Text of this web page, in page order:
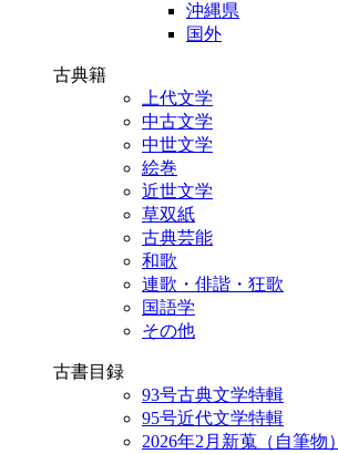
沖縄県
国外
古典籍
上代文学
中古文学
中世文学
絵巻
近世文学
草双紙
古典芸能
和歌
連歌・俳諧・狂歌
国語学
その他
古書目録
93号古典文学特輯
95号近代文学特輯
2026年2月新蒐（自筆物）